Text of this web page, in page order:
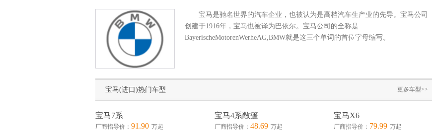
宝马是驰名世界的汽车企业，也被认为是高档汽车生产业的先导。宝马公司
创建于1916年，宝马也被译为巴依尔。宝马公司的全称是
BayerischeMotorenWerheAG,BMW就是这三个单词的首位字母缩写。
宝马(进口)热门车型 更多车型>>
宝马7系
厂商指导价： 91.90 万起
宝马4系敞篷
厂商指导价： 48.69 万起
宝马X6
厂商指导价： 79.99 万起